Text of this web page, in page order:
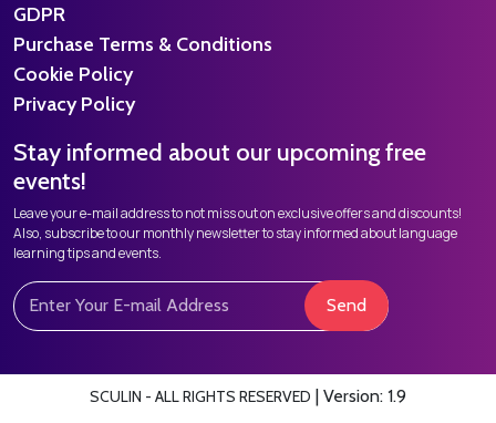
GDPR
Purchase Terms & Conditions
Cookie Policy
Privacy Policy
Stay informed about our upcoming free
events!
Leave your e-mail address to not miss out on exclusive offers and discounts!
Also, subscribe to our monthly newsletter to stay informed about language
learning tips and events.
Send
SCULIN - ALL RIGHTS RESERVED | Version: 1.9